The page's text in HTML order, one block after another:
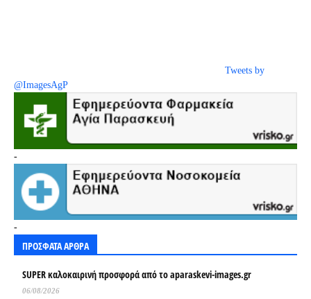
Tweets by
@ImagesAgP
-
-
ΠΡΟΣΦΑΤΑ ΑΡΘΡΑ
SUPER καλοκαιρινή προσφορά από το aparaskevi-images.gr
06/08/2026